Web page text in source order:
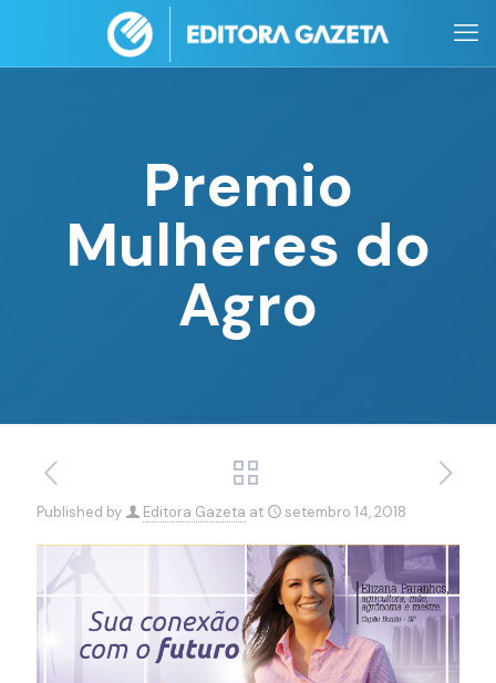
Premio
Mulheres do
Agro
Published by Editora Gazeta at setembro 14, 2018